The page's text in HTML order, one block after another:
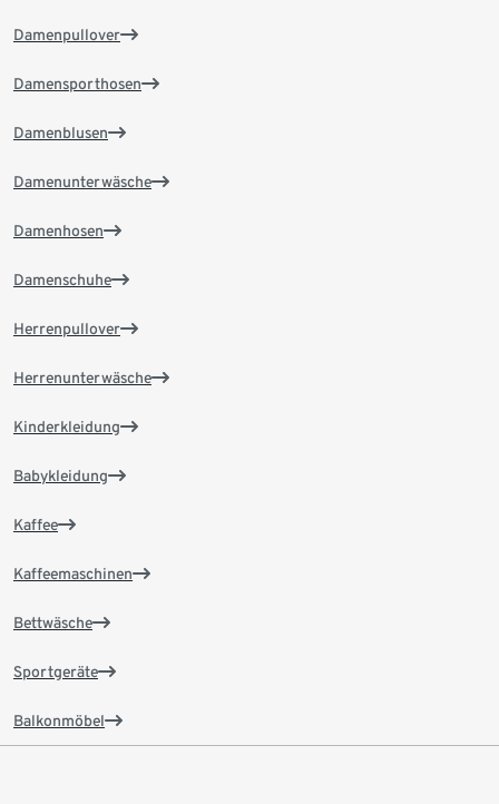
Damenpullover
Damensporthosen
Damenblusen
Damenunterwäsche
Damenhosen
Damenschuhe
Herrenpullover
Herrenunterwäsche
Kinderkleidung
Babykleidung
Kaffee
Kaffeemaschinen
Bettwäsche
Sportgeräte
Balkonmöbel